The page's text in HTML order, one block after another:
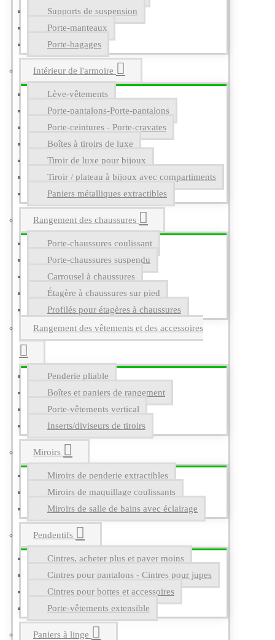
Supports de suspension
Porte-manteaux
Porte-bagages
Intérieur de l'armoire
Lève-vêtements
Porte-pantalons-Porte-pantalons
Porte-ceintures - Porte-cravates
Boîtes à tiroirs de luxe
Tiroir de luxe pour bijoux
Tiroir / plateau à bijoux avec compartiments
Paniers métalliques extractibles
Rangement des chaussures
Porte-chaussures coulissant
Porte-chaussures suspendu
Carrousel à chaussures
Étagère à chaussures sur pied
Profilés pour étagères à chaussures
Rangement des vêtements et des accessoires
Penderie pliable
Boîtes et paniers de rangement
Porte-vêtements vertical
Inserts/diviseurs de tiroirs
Miroirs
Miroirs de penderie extractibles
Miroirs de maquillage coulissants
Miroirs de salle de bains avec éclairage
Pendentifs
Cintres, acheter plus et payer moins
Cintres pour pantalons - Cintres pour jupes
Cintres pour bottes et accessoires
Porte-vêtements extensible
Paniers à linge